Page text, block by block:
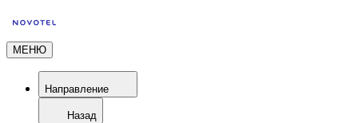
МЕНЮ
Направление
Назад